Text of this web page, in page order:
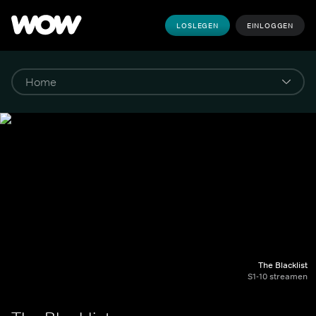
LOSLEGEN EINLOGGEN
The Blacklist
S1-10 streamen